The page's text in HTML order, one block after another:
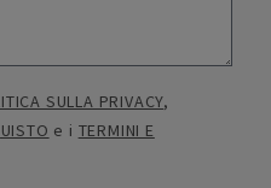
SULLA PRIVACY,
e i TERMINI E